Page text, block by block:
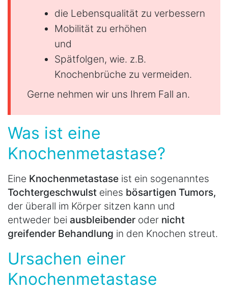
die Lebensqualität zu verbessern
Mobilität zu erhöhen
und
Spätfolgen, wie. z.B.
Knochenbrüche zu vermeiden.
Gerne nehmen wir uns Ihrem Fall an.
Was ist eine
Knochenmetastase?
Eine Knochenmetastase ist ein sogenanntes
Tochtergeschwulst eines bösartigen Tumors,
der überall im Körper sitzen kann und
entweder bei ausbleibender oder nicht
greifender Behandlung in den Knochen streut.
Ursachen einer
Knochenmetastase